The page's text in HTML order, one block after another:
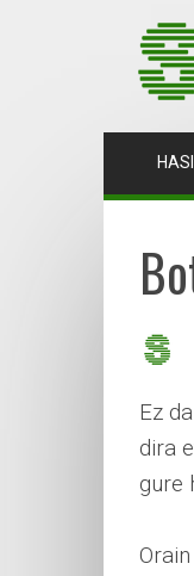
Ez
dira
gure